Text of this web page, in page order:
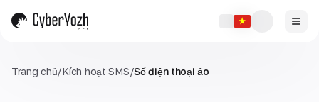
Trang chủ/Kích hoạt SMS/Số điện thoại ảo